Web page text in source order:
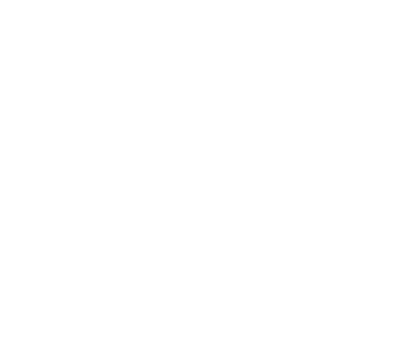
Interesse, das von der
Geheimhaltungsinteresse der gesuchten